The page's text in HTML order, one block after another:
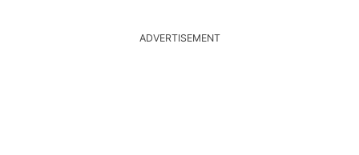
ADVERTISEMENT